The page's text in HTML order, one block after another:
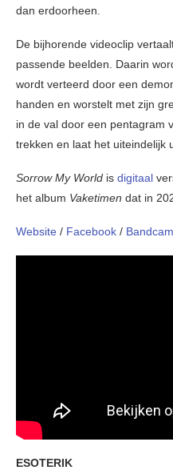
dan erdoorheen.
De bijhorende videoclip
passende beelden. Daarin
wordt verteerd door een
handen en worstelt met zijn
in de val door een pentagram
trekken en laat het uiteindelijk
Sorrow My World is digitaal
het album Vaketimen dat in
Website / Facebook /
ESOTERIK